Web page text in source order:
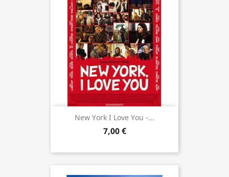
New York I Love You -...
7,00 €